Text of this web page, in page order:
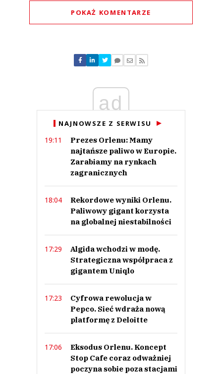
POKAŻ KOMENTARZE
Nie znaleziono komentarzy
Zostaw swoje komentarze
Anuluj
ad
NAJNOWSZE Z SERWISU
19:11
Prezes Orlenu: Mamy
najtańsze paliwo w Europie.
Zarabiamy na rynkach
zagranicznych
18:04
Rekordowe wyniki Orlenu.
Paliwowy gigant korzysta
na globalnej niestabilności
17:29
Algida wchodzi w modę.
Strategiczna współpraca z
gigantem Uniqlo
17:23
Cyfrowa rewolucja w
Pepco. Sieć wdraża nową
platformę z Deloitte
17:06
Eksodus Orlenu. Koncept
Stop Cafe coraz odważniej
poczyna sobie poza stacjami